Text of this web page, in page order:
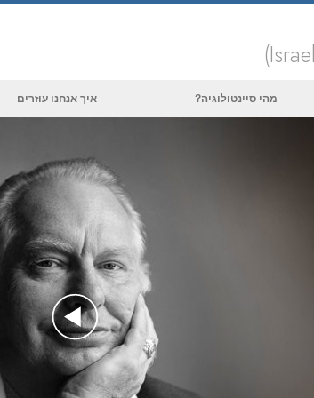
מהי סיינטולוגיה?
מה סיינטולוגים אומרים על סיינטולוגיה
העקרונות הבסיסיים של סיינטולוגיה
איך אנחנו עוזרים
Play